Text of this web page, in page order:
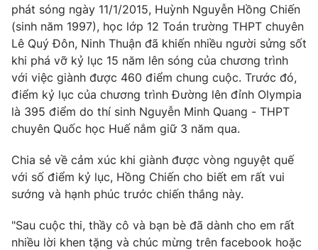
Góc doanh nghiệp
Truyền hình
Phim VTV
Hậu trường
Nhân vật
Khán giả
Giải sao mai
Giải trí
Điện ảnh
Âm nhạc
Sao
Đời sống
Du lịch
Làm đẹp
Chất lượng cuộc sống
Giáo dục
Tuyển sinh
Học trực tuyến
Công nghệ
Sản phẩm
Giao lưu trực tuyến
phát sóng ngày 11/1/2015, Huỳnh Nguyễn Hồng Chiến
(sinh năm 1997), học lớp 12 Toán trường THPT chuyên
Lê Quý Đôn, Ninh Thuận đã khiến nhiều người sửng sốt
khi phá vỡ kỷ lục 15 năm lên sóng của chương trình
với việc giành được 460 điểm chung cuộc. Trước đó,
điểm kỷ lục của chương trình Đường lên đỉnh Olympia
là 395 điểm do thí sinh Nguyễn Minh Quang - THPT
chuyên Quốc học Huế nắm giữ 3 năm qua.
Chia sẻ về cảm xúc khi giành được vòng nguyệt quế
với số điểm kỷ lục, Hồng Chiến cho biết em rất vui
sướng và hạnh phúc trước chiến thắng này.
"Sau cuộc thi, thầy cô và bạn bè đã dành cho em rất
nhiều lời khen tặng và chúc mừng trên facebook hoặc